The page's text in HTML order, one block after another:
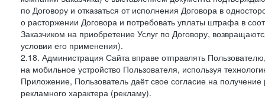
по Договору и отказаться от исполнения Договора в
о расторжении Договора и потребовать уплаты штрафа в
Заказчиком на приобретение Услуг по Договору,
условии его применения).
2.18. Администрация Сайта вправе отправлять
на мобильное устройство Пользователя, используя
Приложение, Пользователь даёт свое согласие на
рекламного характера (рекламу).